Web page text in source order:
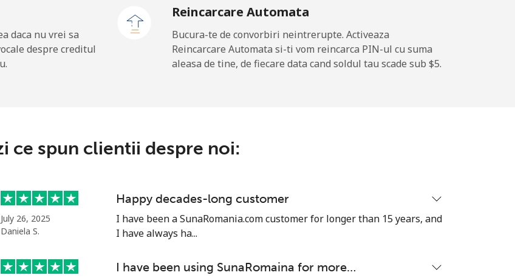
31 min pentru ⁦$10⁩
daca nu vrei sa
despre creditul
Reincarcare Automata
Bucura-te de convorbiri neintrerupte. Activeaza
Reincarcare Automata si-ti vom reincarca PIN-ul cu suma
aleasa de tine, de fiecare data cand soldul tau scade sub ⁦$5⁩.
ce spun clientii despre noi:
July 26, 2025
Daniela S.
Happy decades-long customer
I have been a SunaRomania.com customer for longer than 15 years, and
I have always ha...
I have been using SunaRomaina for more…